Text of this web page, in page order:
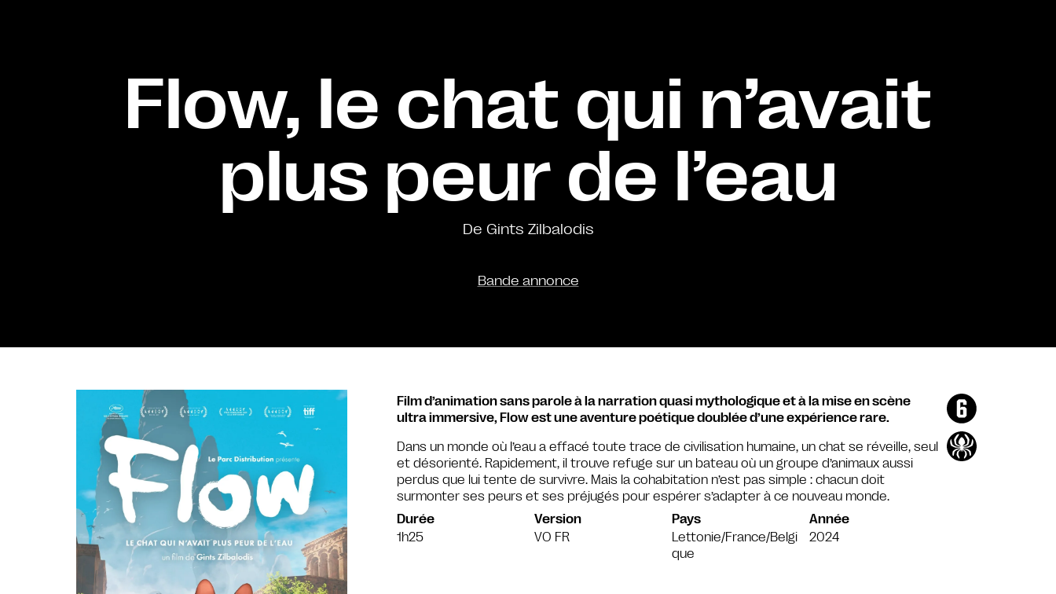
Flow, le chat qui n’avait
plus peur de l’eau
De Gints Zilbalodis
Bande annonce
Film d’animation sans parole à la narration quasi mythologique et à la mise en scène
ultra immersive, Flow est une aventure poétique doublée d’une expérience rare.
Dans un monde où l’eau a effacé toute trace de civilisation humaine, un chat se réveille, seul
et désorienté. Rapidement, il trouve refuge sur un bateau où un groupe d’animaux aussi
perdus que lui tente de survivre. Mais la cohabitation n’est pas simple : chacun doit
surmonter ses peurs et ses préjugés pour espérer s’adapter à ce nouveau monde.
Durée
1h25
Version
VO FR
Pays
Lettonie/France/Belgi
que
Année
2024